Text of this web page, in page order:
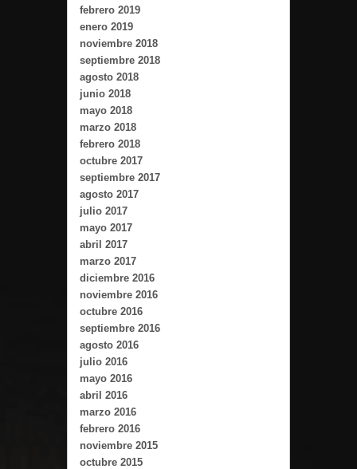
febrero 2019
enero 2019
noviembre 2018
septiembre 2018
agosto 2018
junio 2018
mayo 2018
marzo 2018
febrero 2018
octubre 2017
septiembre 2017
agosto 2017
julio 2017
mayo 2017
abril 2017
marzo 2017
diciembre 2016
noviembre 2016
octubre 2016
septiembre 2016
agosto 2016
julio 2016
mayo 2016
abril 2016
marzo 2016
febrero 2016
noviembre 2015
octubre 2015